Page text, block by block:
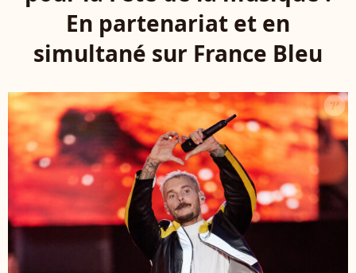
En partenariat et en
simultané sur France Bleu